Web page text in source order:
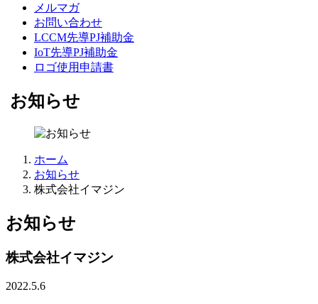
メルマガ
お問い合わせ
LCCM先導PJ補助金
IoT先導PJ補助金
ロゴ使用申請書
お知らせ
ホーム
お知らせ
株式会社イマジン
お知らせ
株式会社イマジン
2022.5.6